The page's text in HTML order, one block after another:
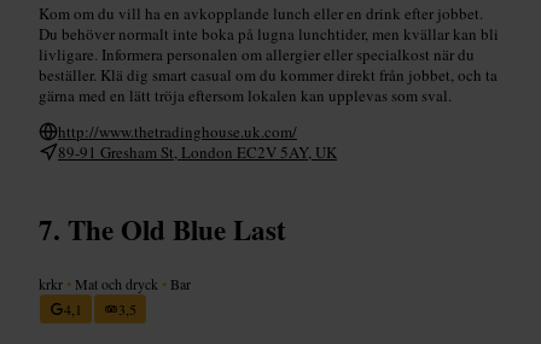
Kom om du vill ha en avkopplande lunch eller en drink efter jobbet.
Du behöver normalt inte boka på lugna lunchtider, men kvällar kan bli
livligare. Informera personalen om allergier eller specialkost när du
beställer. Klä dig smart casual om du kommer direkt från jobbet, och ta
gärna med en lätt tröja eftersom lokalen kan upplevas som sval.
http://www.thetradinghouse.uk.com/
89-91 Gresham St, London EC2V 5AY, UK
The Old Blue Last
krkr • Mat och dryck • Bar
4,1
3,5